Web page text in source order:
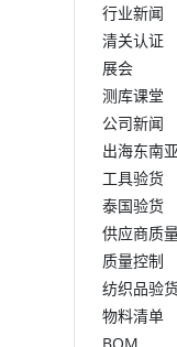
行业新闻
清关认证
展会
测库课堂
公司新闻
出海东南亚
工具验货
泰国验货
供应商质
质量控制
纺织品验
物料清单